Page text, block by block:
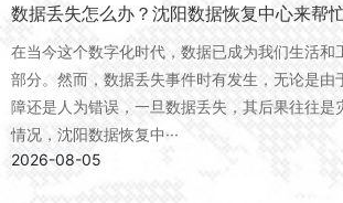
数据丢失怎么办？沈阳数据恢复中心来帮
在当今这个数字化时代，数据已成为我们生活和
部分。然而，数据丢失事件时有发生，无论是由
障还是人为错误，一旦数据丢失，其后果往往是
情况，沈阳数据恢复中···
2026-08-05